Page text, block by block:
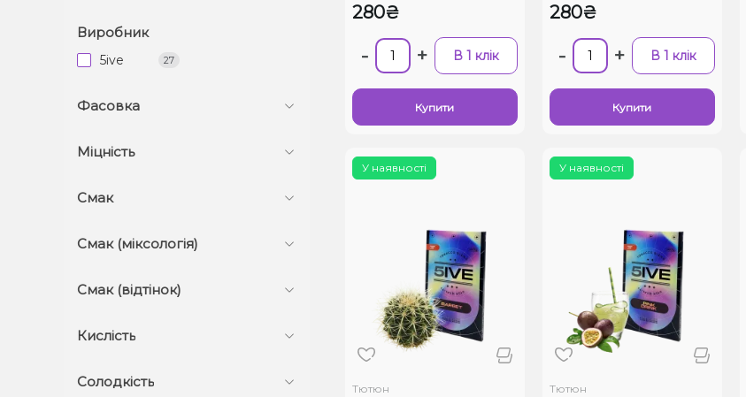
Виробник
5ive 27
Фасовка
Міцність
Смак
Смак (міксологія)
Смак (відтінок)
Кислість
Солодкість
280₴
- + В 1 клік
Купити
280₴
- + В 1 клік
Купити
У наявності
Тютюн
У наявності
Тютюн